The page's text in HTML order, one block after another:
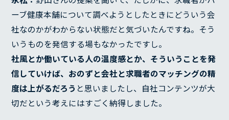
ーブ健康本舗について調べようとしたときにどういう会
社なのかがわからない状態だと気づいたんですね。そう
いうものを発信する場もなかったですし。
社風とか働いている人の温度感とか、そういうことを発
信していけば、おのずと会社と求職者のマッチングの精
度は上がるだろう と思いましたし、自社コンテンツが大
切だという考えにはすごく納得しました。
COMPANY
代表メッセージ
経営理念
経営方針
沿革
会社概要
BLOG